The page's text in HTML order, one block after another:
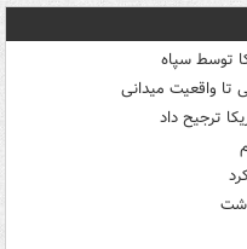
توسط سپاه
واقعیت میدانی
ترجیح داد